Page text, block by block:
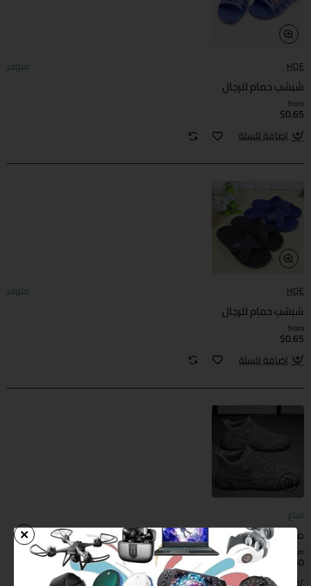
HQE متوفر
شبشب حمام للرجال
from
$0.65
اضافة للسلة
HQE متوفر
شبشب حمام للرجال
from
$0.65
اضافة للسلة
مباع
مخزون احذية حماية للرجال بجودة عالية
from
$3.60